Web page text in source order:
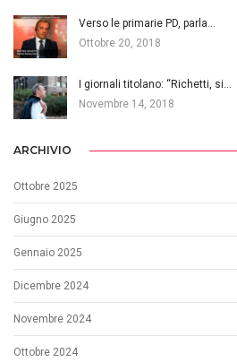
Verso le primarie PD, parla…
Ottobre 20, 2018
I giornali titolano: “Richetti, si…
Novembre 14, 2018
ARCHIVIO
Ottobre 2025
Giugno 2025
Gennaio 2025
Dicembre 2024
Novembre 2024
Ottobre 2024